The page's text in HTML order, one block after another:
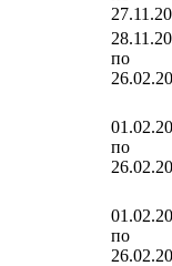
по
по
по